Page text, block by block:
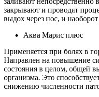
закрывают и проводят
выдох через нос, и
Аква Марис плюс
Применяется при болях в
Направлен на повышение
состояния в целом, общей
организма. Это
снижению численности